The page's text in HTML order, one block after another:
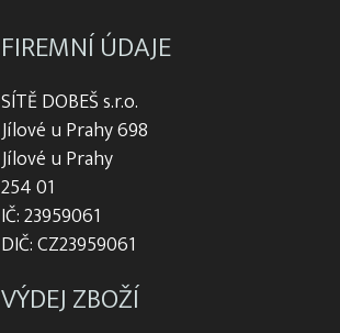
FIREMNÍ ÚDAJE
SÍTĚ DOBEŠ s.r.o.
Jílové u Prahy 698
Jílové u Prahy
254 01
IČ: 23959061
DIČ: CZ23959061
VÝDEJ ZBOŽÍ